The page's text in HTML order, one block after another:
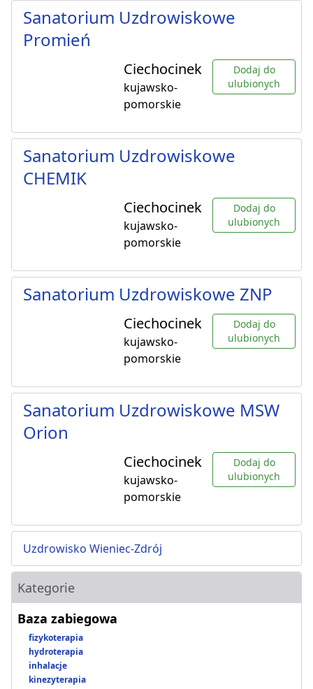
Sanatorium Uzdrowiskowe
Promień
Ciechocinek
kujawsko-
pomorskie
Dodaj do
ulubionych
Sanatorium Uzdrowiskowe
CHEMIK
Ciechocinek
kujawsko-
pomorskie
Dodaj do
ulubionych
Sanatorium Uzdrowiskowe ZNP
Ciechocinek
kujawsko-
pomorskie
Dodaj do
ulubionych
Sanatorium Uzdrowiskowe MSW
Orion
Ciechocinek
kujawsko-
pomorskie
Dodaj do
ulubionych
Uzdrowisko Wieniec-Zdrój
Kategorie
Baza zabiegowa
fizykoterapia
hydroterapia
inhalacje
kinezyterapia